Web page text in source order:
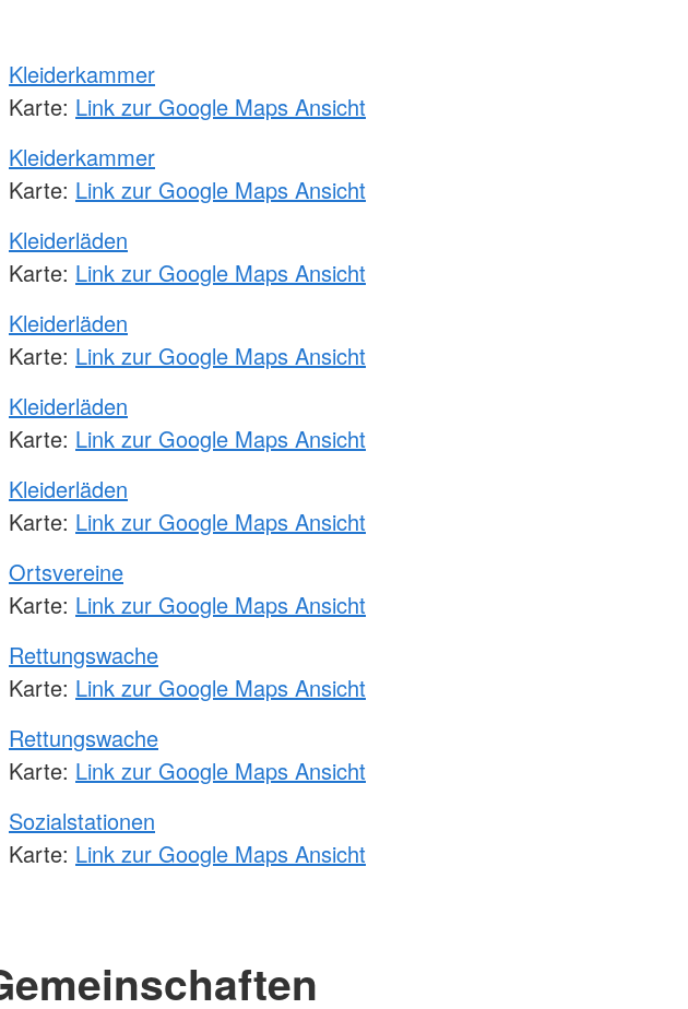
Kleiderkammer
Karte: Link zur Google Maps Ansicht
Kleiderkammer
Karte: Link zur Google Maps Ansicht
Kleiderläden
Karte: Link zur Google Maps Ansicht
Kleiderläden
Karte: Link zur Google Maps Ansicht
Kleiderläden
Karte: Link zur Google Maps Ansicht
Kleiderläden
Karte: Link zur Google Maps Ansicht
Ortsvereine
Karte: Link zur Google Maps Ansicht
Rettungswache
Karte: Link zur Google Maps Ansicht
Rettungswache
Karte: Link zur Google Maps Ansicht
Sozialstationen
Karte: Link zur Google Maps Ansicht